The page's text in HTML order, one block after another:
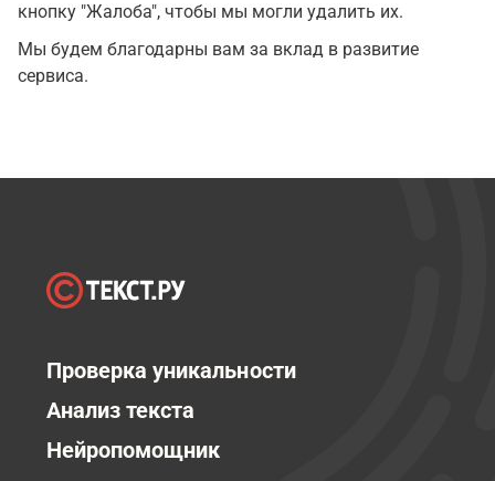
кнопку "Жалоба", чтобы мы могли удалить их.
Мы будем благодарны вам за вклад в развитие
сервиса.
Проверка уникальности
Анализ текста
Нейропомощник